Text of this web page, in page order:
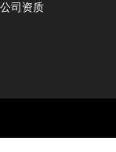
公司资质